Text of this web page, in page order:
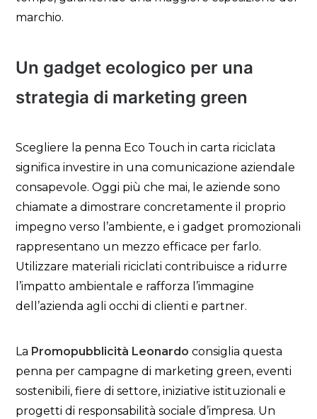
marchio.
Un gadget ecologico per una
strategia di marketing green
Scegliere la penna Eco Touch in carta riciclata
significa investire in una comunicazione aziendale
consapevole. Oggi più che mai, le aziende sono
chiamate a dimostrare concretamente il proprio
impegno verso l’ambiente, e i gadget promozionali
rappresentano un mezzo efficace per farlo.
Utilizzare materiali riciclati contribuisce a ridurre
l’impatto ambientale e rafforza l’immagine
dell’azienda agli occhi di clienti e partner.
La Promopubblicità Leonardo consiglia questa
penna per campagne di marketing green, eventi
sostenibili, fiere di settore, iniziative istituzionali e
progetti di responsabilità sociale d’impresa. Un